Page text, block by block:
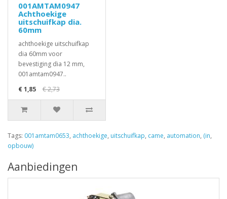
001AMTAM0947
Achthoekige
uitschuifkap dia.
60mm
achthoekige uitschuifkap
dia 60mm voor
bevestiging dia 12 mm,
001amtam0947..
€ 1,85
€ 2,73
Tags: 001amtam0653, achthoekige, uitschuifkap, came, automation, (in,
opbouw)
Aanbiedingen